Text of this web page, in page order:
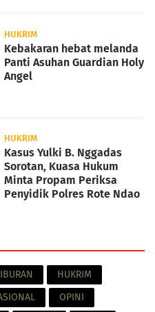
HUKRIM
Kebakaran hebat melanda
Panti Asuhan Guardian Holy
Angel
HUKRIM
Kasus Yulki B. Nggadas
Sorotan, Kuasa Hukum
Minta Propam Periksa
Penyidik Polres Rote Ndao
HUKRIM
OPINI